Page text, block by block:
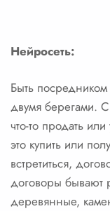
Нейросеть:
Быть
двумя берегами. С
что-то продать
это купить или
встретиться,
договоры бывают
деревянные,